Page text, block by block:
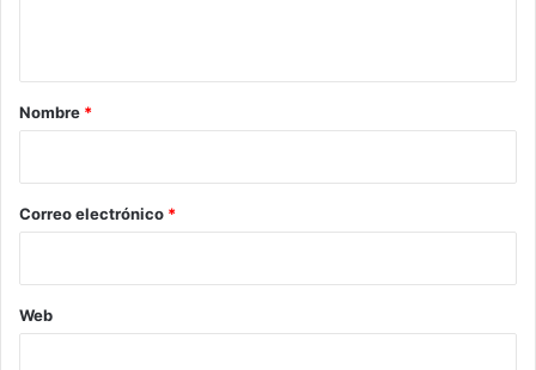
r
*
Nombre *
Correo electrónico *
Web